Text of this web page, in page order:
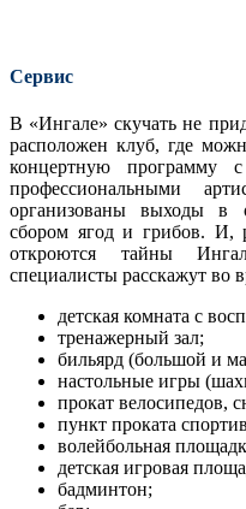
Сервис
В «Ингале» скучать не
расположен клуб, где
концертную программу
профессиональными
организованы выходы в
сбором ягод и грибов. И,
откроются тайны
специалисты расскажут во
детская комната с
тренажерный зал;
бильярд (большой и
настольные игры
прокат велосипедов,
пункт проката
волейбольная
детская игровая
бадминтон;